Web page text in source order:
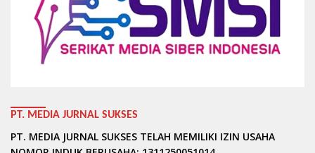
PT. MEDIA JURNAL SUKSES
PT. MEDIA JURNAL SUKSES TELAH MEMILIKI IZIN USAHA